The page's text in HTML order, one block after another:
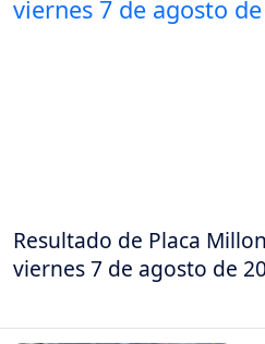
Resultado de Placa
viernes 7 de agosto de